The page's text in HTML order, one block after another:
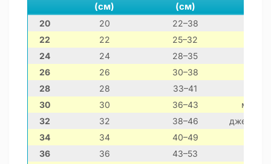
(см)
(см)
20 20
22–38
22
22
25–32
24
24
28–35
26
26
30–38
28
28
33–41
30
30 36–43
32
32 38–46
джек-
34
34 40–49
36
36
43–53